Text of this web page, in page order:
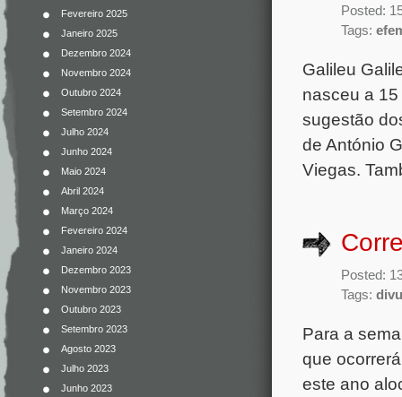
Fevereiro 2025
Janeiro 2025
Dezembro 2024
Novembro 2024
Outubro 2024
Setembro 2024
Julho 2024
Junho 2024
Maio 2024
Abril 2024
Março 2024
Fevereiro 2024
Janeiro 2024
Dezembro 2023
Novembro 2023
Outubro 2023
Setembro 2023
Agosto 2023
Julho 2023
Junho 2023
Posted:
Tags:
Galileu
nasceu a
sugestão
de António
Viegas.
Posted:
Tags:
Para a
que
este ano